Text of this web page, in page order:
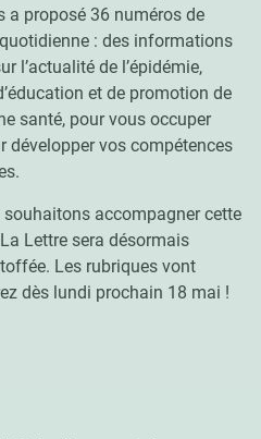
a proposé 36 numéros de
quotidienne : des informations
l’actualité de l’épidémie,
et de promotion de
santé, pour vous occuper
développer vos compétences
.
accompagner cette
Lettre sera désormais
Les rubriques vont
dès lundi prochain 18 mai !